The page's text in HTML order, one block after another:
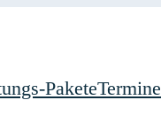
PaketeTermine